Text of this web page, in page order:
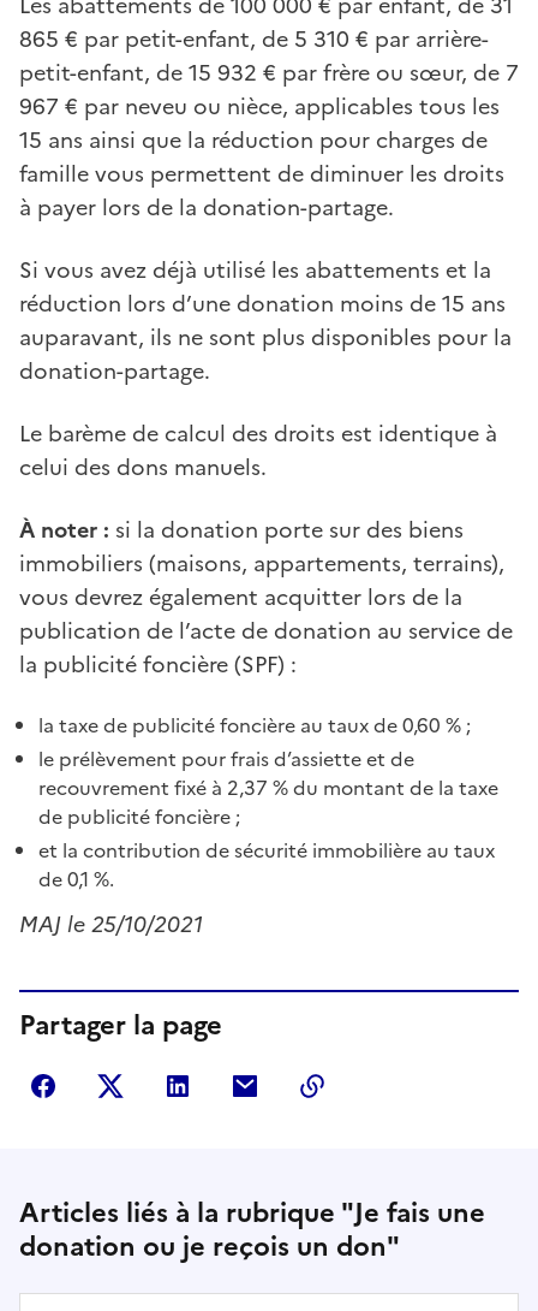
865 € par petit-enfant, de 5 310 € par arrière-
petit-enfant, de 15 932 € par frère ou sœur, de 7
967 € par neveu ou nièce, applicables tous les
15 ans ainsi que la réduction pour charges de
famille vous permettent de diminuer les droits
à payer lors de la donation-partage.
Si vous avez déjà utilisé les abattements et la
réduction lors d’une donation moins de 15 ans
auparavant, ils ne sont plus disponibles pour la
donation-partage.
Le barème de calcul des droits est identique à
celui des dons manuels.
À noter : si la donation porte sur des biens
immobiliers (maisons, appartements, terrains),
vous devrez également acquitter lors de la
publication de l’acte de donation au service de
la publicité foncière (SPF) :
la taxe de publicité foncière au taux de 0,60 % ;
le prélèvement pour frais d’assiette et de
recouvrement fixé à 2,37 % du montant de la taxe
de publicité foncière ;
et la contribution de sécurité immobilière au taux
de 0,1 %.
MAJ le 25/10/2021
Partager la page
Partager sur Facebook
Partager sur Twitter
Partager sur LinkedIn
Partager par courriel
Articles liés à la rubrique "Je fais une
donation ou je reçois un don"